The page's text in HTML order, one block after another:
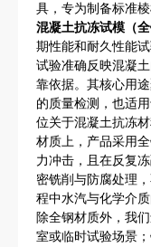
具，专为制备标准
混凝土抗冻试模（全
期性能和耐久性能
试验准确反映混凝
靠依据。其核心用
的质量检测，也适
位关于混凝土抗冻材
材质上，产品采用
力冲击，且在反复
密铣削与防腐处理
程中水汽与化学介
除全钢材质外，我
室或临时试验场景